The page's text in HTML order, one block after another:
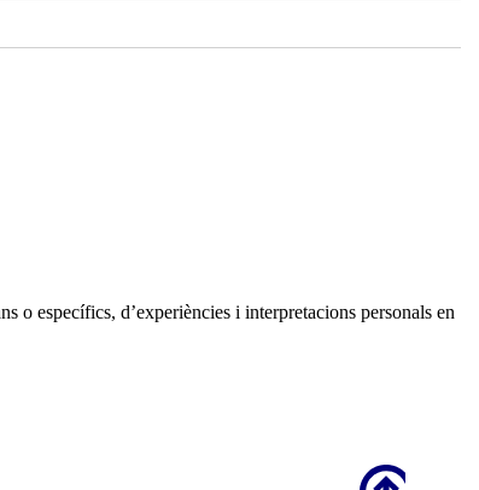
o específics, d’experiències i interpretacions personals en
Scroll